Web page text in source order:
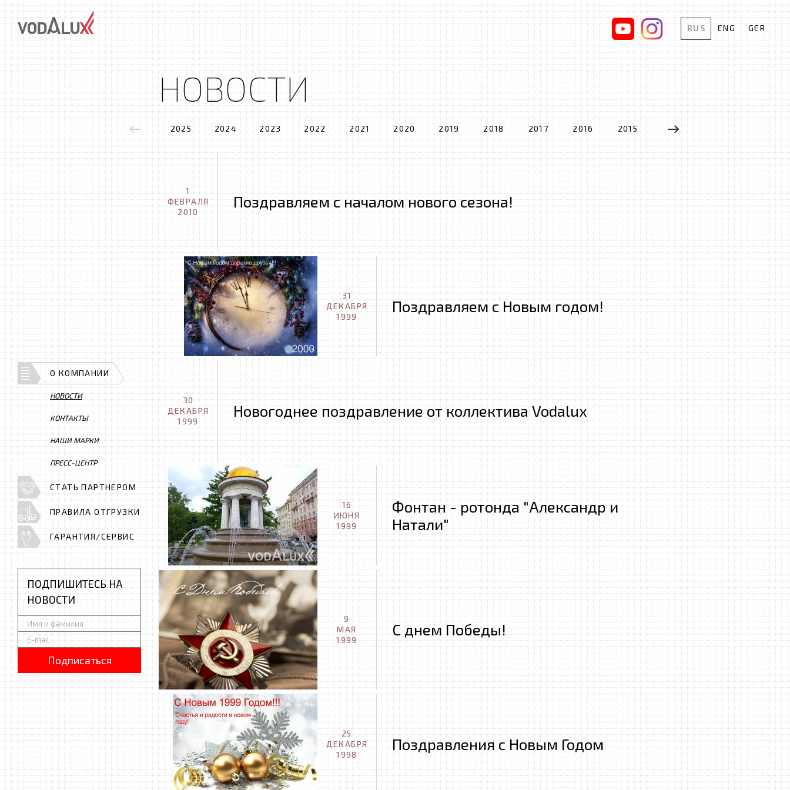
RUS ENG GER
НОВОСТИ
2025 2024 2023 2022 2021 2020 2019 2018 2017 2016 2015 2014 2013 2012
1
ФЕВРАЛЯ
2010
Поздравляем с началом нового сезона!
31
ДЕКАБРЯ
1999
Поздравляем с Новым годом!
30
ДЕКАБРЯ
1999
Новогоднее поздравление от коллектива Vodalux
16
ИЮНЯ
1999
Фонтан - ротонда "Александр и
Натали"
9
МАЯ
1999
С днем Победы!
25
ДЕКАБРЯ
1998
Поздравления с Новым Годом
О КОМПАНИИ
НОВОСТИ
КОНТАКТЫ
НАШИ МАРКИ
ПРЕСС-ЦЕНТР
СТАТЬ ПАРТНЕРОМ
ПРАВИЛА ОТГРУЗКИ
ГАРАНТИЯ/СЕРВИС
ПОДПИШИТЕСЬ НА
НОВОСТИ
Подписаться